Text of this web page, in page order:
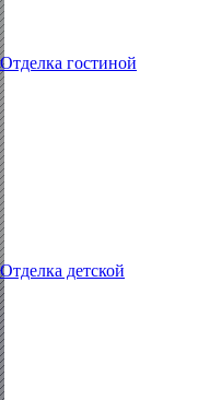
Отделка гостиной
Отделка детской